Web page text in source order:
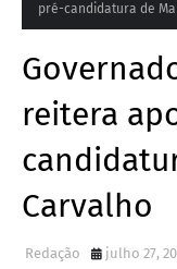
pré-candidatura de
reitera
Carvalho
Redação julho 27,